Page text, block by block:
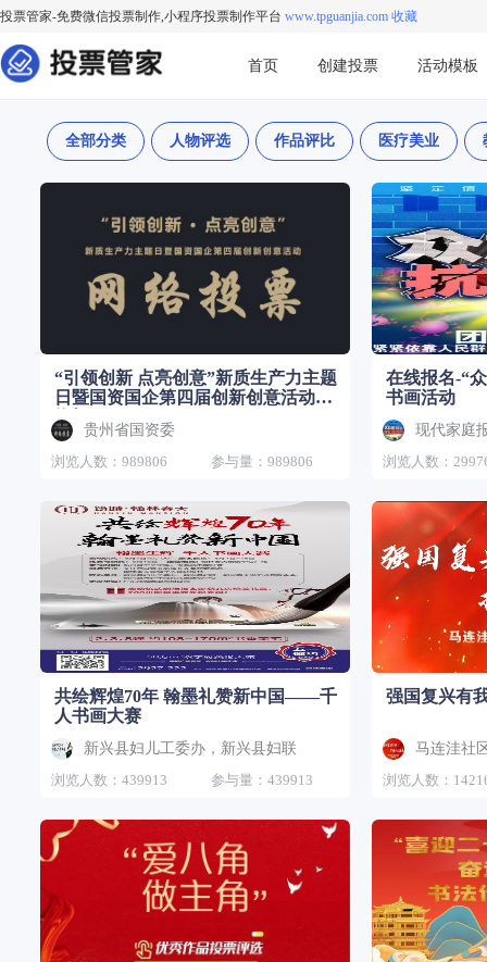
投票管家-免费微信投票制作,小程序投票制作平台 www.tpguanjia.com 收藏
首页 创建投票 活动模板
全部分类 人物评选 作品评比 医疗美业
“引领创新 点亮创意”新质生产力主题
日暨国资国企第四届创新创意活动网
络投票
贵州省国资委
浏览人数：989806
参与量：989806
在线报名-“
书画活动
浏览人数：
共绘辉煌70年 翰墨礼赞新中国——千
人书画大赛
新兴县妇儿工委办，新兴县妇联
浏览人数：439913
参与量：439913
马连洼社
浏览人数：